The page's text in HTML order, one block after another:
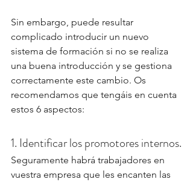
Sin embargo, puede resultar
complicado introducir un nuevo
sistema de formación si no se realiza
una buena introducción y se gestiona
correctamente este cambio. Os
recomendamos que tengáis en cuenta
estos 6 aspectos:
1. Identificar los promotores internos.
Seguramente habrá trabajadores en
vuestra empresa que les encanten las